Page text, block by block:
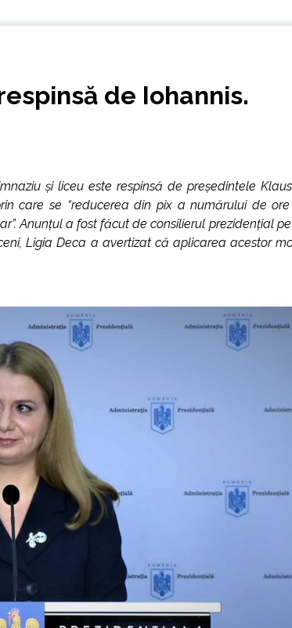
de Iohannis.
și liceu este respinsă de președintele
care se “reducerea din pix a numărului de
Anunțul a fost făcut de consilierul prezidențial
Ligia Deca a avertizat că aplicarea acestor